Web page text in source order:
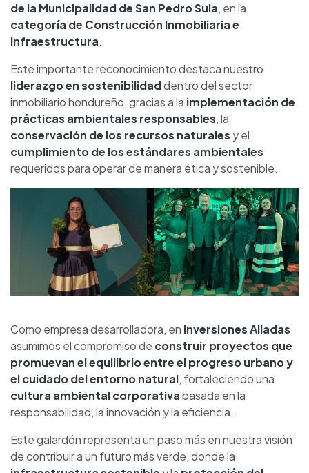
de la Municipalidad de San Pedro Sula, en la
categoría de Construcción Inmobiliaria e
Infraestructura.
Este importante reconocimiento destaca nuestro
liderazgo en sostenibilidaddentro del sector
inmobiliario hondureño, gracias a la implementación de
prácticas ambientales responsables, la
conservación de los recursos naturales y el
cumplimiento de los estándares ambientales
requeridos para operar de manera ética y sostenible.
Como empresa desarrolladora, en Inversiones Aliadas
asumimos el compromiso de construir proyectos que
promuevan el equilibrio entre el progreso urbano y
el cuidado del entorno natural, fortaleciendo una
cultura ambiental corporativabasada en la
responsabilidad, la innovación y la eficiencia.
Este galardón representa un paso más en nuestra visión
de contribuir a un futuro más verde, donde la